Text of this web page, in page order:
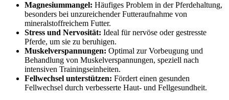
Magnesiummangel: Häufiges Problem in der Pferdehaltung,
besonders bei unzureichender Futteraufnahme von
mineralstoffreichem Futter.
Stress und Nervosität: Ideal für nervöse oder gestresste
Pferde, um sie zu beruhigen.
Muskelverspannungen: Optimal zur Vorbeugung und
Behandlung von Muskelverspannungen, speziell nach
intensiven Trainingseinheiten.
Fellwechsel unterstützen: Fördert einen gesunden
Fellwechsel durch verbesserte Haut- und Fellgesundheit.